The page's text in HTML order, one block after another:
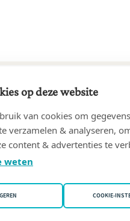
30/04/2003
(7370 Dour)
Lhôte
op deze website
van cookies om
verzamelen & analyseren,
content & advertenties te
weten
COOKIE-